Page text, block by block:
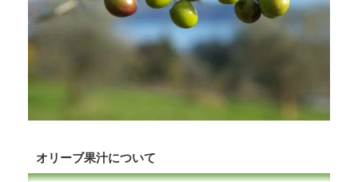
オリーブ果汁について